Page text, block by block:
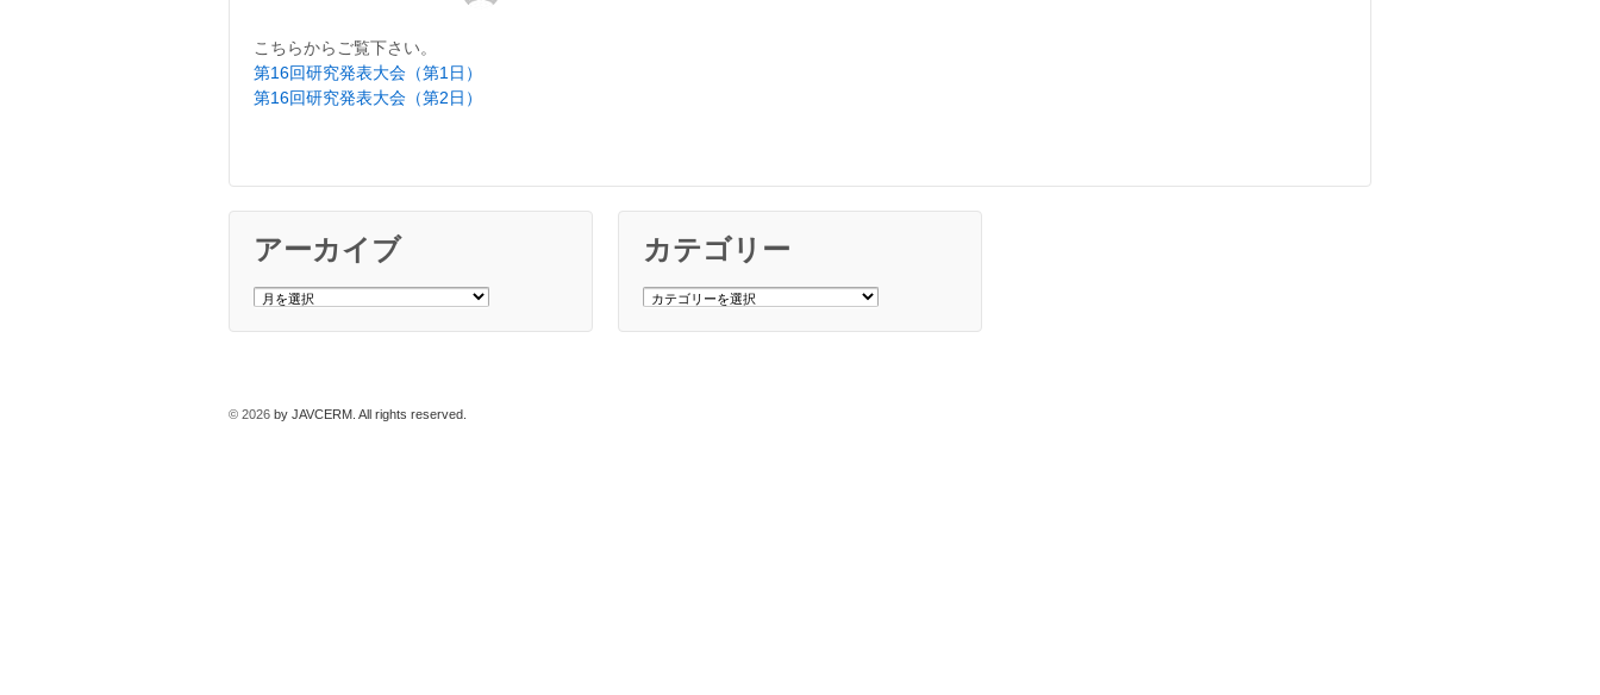
こちらからご覧下さい。
第16回研究発表大会（第1日）
第16回研究発表大会（第2日）
アーカイブ
ア
カ
カテゴリー
カ
ゴ
© 2026 by JAVCERM. All rights reserved.